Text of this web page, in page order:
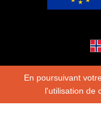
En poursuivant
l'utilisation de